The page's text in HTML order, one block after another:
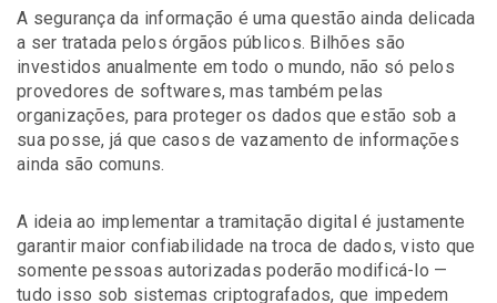
A segurança da informação é uma questão ainda delicada
a ser tratada pelos órgãos públicos. Bilhões são
investidos anualmente em todo o mundo, não só pelos
provedores de softwares, mas também pelas
organizações, para proteger os dados que estão sob a
sua posse, já que casos de vazamento de informações
ainda são comuns.
A ideia ao implementar a tramitação digital é justamente
garantir maior confiabilidade na troca de dados, visto que
somente pessoas autorizadas poderão modificá-lo —
tudo isso sob sistemas criptografados, que impedem